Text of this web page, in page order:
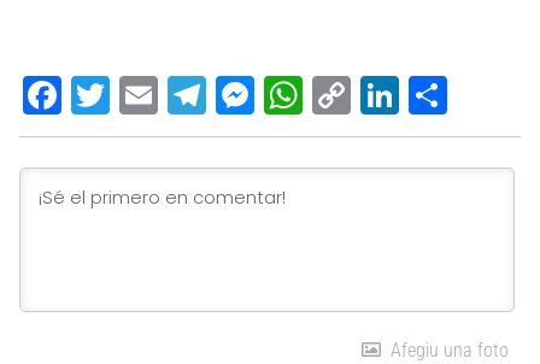
Facebook
Twitter
EmailTelegram
Messenger
WhatsApp
Copy
Link
Afegiu una foto